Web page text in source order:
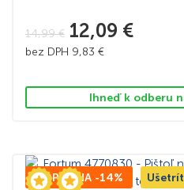
14,99€ 12,09 €
bez DPH 9,83 €
Ihneď k odberu
TOP CENA -14%